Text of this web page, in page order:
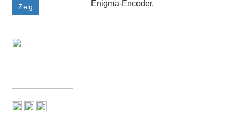
Enigma-Encoder.